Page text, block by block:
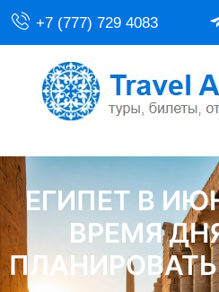
+7 (777) 729 4083
ЕГИПЕТ В
ВРЕМЯ